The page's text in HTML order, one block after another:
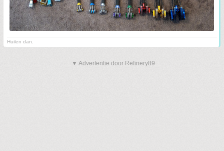
Huilen dan.
▼ Advertentie door Refinery89